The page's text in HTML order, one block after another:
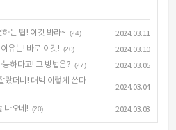
는 팁! 이것 봐라~ (24)
2024.03.11
유는! 바로 이것! (20)
2024.03.10
하다고! 그 방법은? (27)
2024.03.05
랐더니! 대박 이렇게 쓴다
2024.03.04
나오네! (20) 2024.03.03